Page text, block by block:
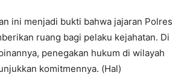
ini menjadi bukti bahwa jajaran Polres
ruang bagi pelaku kejahatan. Di
penegakan hukum di wilayah
komitmennya. (Hal)